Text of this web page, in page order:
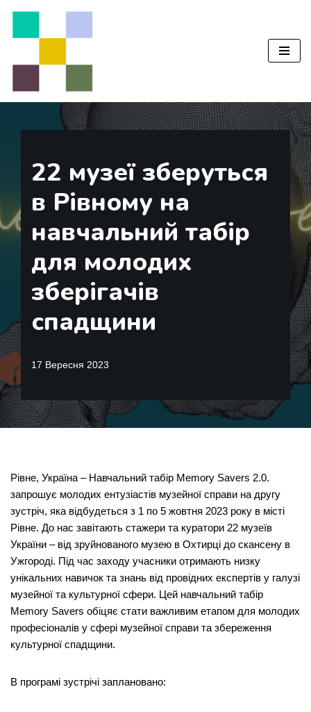
Перейти
22 музеї зберуться
в Рівному на
навчальний табір
для молодих
зберігачів
спадщини
17 Вересня 2023
Рівне, Україна – Навчальний табір Memory Savers 2.0.
запрошує молодих ентузіастів музейної справи на другу
зустріч, яка відбудеться з 1 по 5 жовтня 2023 року в місті
Рівне. До нас завітають стажери та куратори 22 музеїв
України – від зруйнованого музею в Охтирці до скансену в
Ужгороді. Під час заходу учасники отримають низку
унікальних навичок та знань від провідних експертів у галузі
музейної та культурної сфери. Цей навчальний табір
Memory Savers обіцяє стати важливим етапом для молодих
професіоналів у сфері музейної справи та збереження
культурної спадщини.
В програмі зустрічі заплановано: